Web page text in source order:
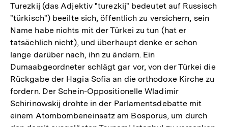
Turezkij (das Adjektiv "turezkij" bedeutet auf Russisch
"türkisch") beeilte sich, öffentlich zu versichern, sein
Name habe nichts mit der Türkei zu tun (hat er
tatsächlich nicht), und überhaupt denke er schon
lange darüber nach, ihn zu ändern. Ein
Dumaabgeordneter schlägt gar vor, von der Türkei die
Rückgabe der Hagia Sofia an die orthodoxe Kirche zu
fordern. Der Schein-Oppositionelle Wladimir
Schirinowskij drohte in der Parlamentsdebatte mit
einem Atombombeneinsatz am Bosporus, um durch